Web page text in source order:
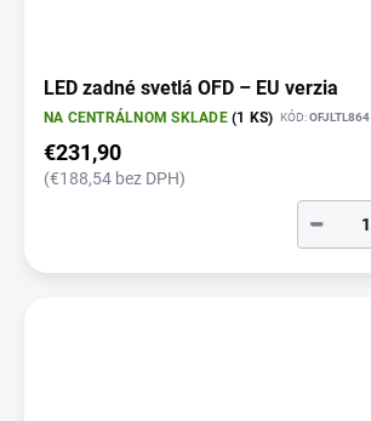
LED zadné svetlá OFD – EU verzia
NA CENTRÁLNOM SKLADE(1 KS) KÓD:OFJLTL864
€231,90
(€188,54 bez DPH)
−